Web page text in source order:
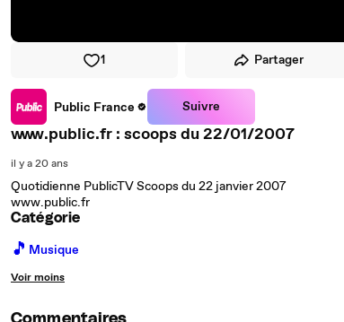
1 Partager
Public France Suivre
www.public.fr : scoops du 22/01/2007
il y a 20 ans
Quotidienne PublicTV Scoops du 22 janvier 2007
www.public.fr
Catégorie
🎵 Musique
Voir moins